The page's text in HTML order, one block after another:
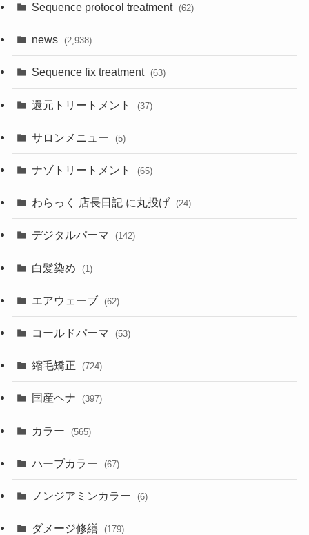
Sequence protocol treatment (62)
news (2,938)
Sequence fix treatment (63)
還元トリートメント (37)
サロンメニュー (5)
ナゾトリートメント (65)
わらっく 店長日記 に丸投げ (24)
デジタルパーマ (142)
白髪染め (1)
エアウェーブ (62)
コールドパーマ (53)
縮毛矯正 (724)
国産ヘナ (397)
カラー (565)
ハーブカラー (67)
ノンジアミンカラー (6)
ダメージ修繕 (179)